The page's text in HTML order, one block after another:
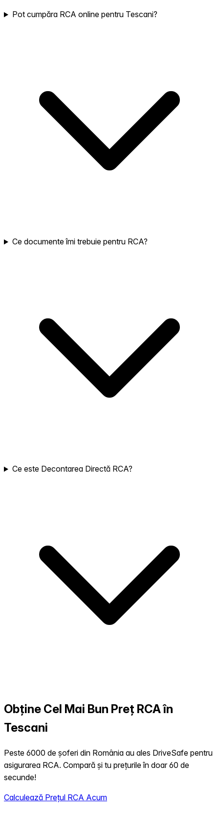
Pot cumpăra RCA online pentru Tescani?
Ce documente îmi trebuie pentru RCA?
Ce este Decontarea Directă RCA?
Obține Cel Mai Bun Preț RCA în
Tescani
Peste 6000 de șoferi din România au ales DriveSafe pentru
asigurarea RCA. Compară și tu prețurile în doar 60 de
secunde!
Calculează Prețul RCA Acum